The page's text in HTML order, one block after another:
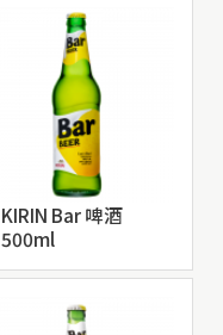
KIRIN Bar 啤酒
500ml